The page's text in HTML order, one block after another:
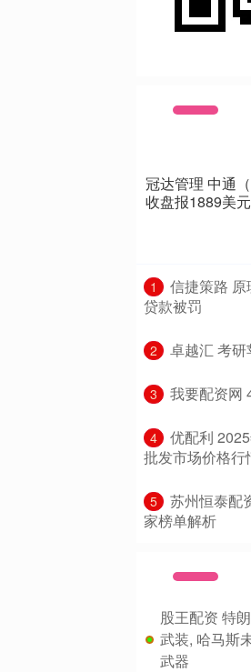
冠达管理 中通
收盘报1889美
1
信捷策路
贷款被罚
2 卓越汇 考
3 我要配资网
4
优配利
批发市场价格行
5
苏州恒泰配
家榜单解析
股王配资 特
武装, 哈马斯
武器